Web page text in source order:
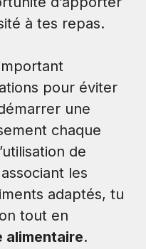
à tes repas.
pour éviter
une
chaque
de
les
adaptés, tu
tout en
alimentaire.